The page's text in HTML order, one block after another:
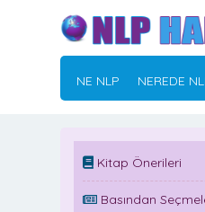
NE NLP NEREDE
Kitap Önerileri
Basından